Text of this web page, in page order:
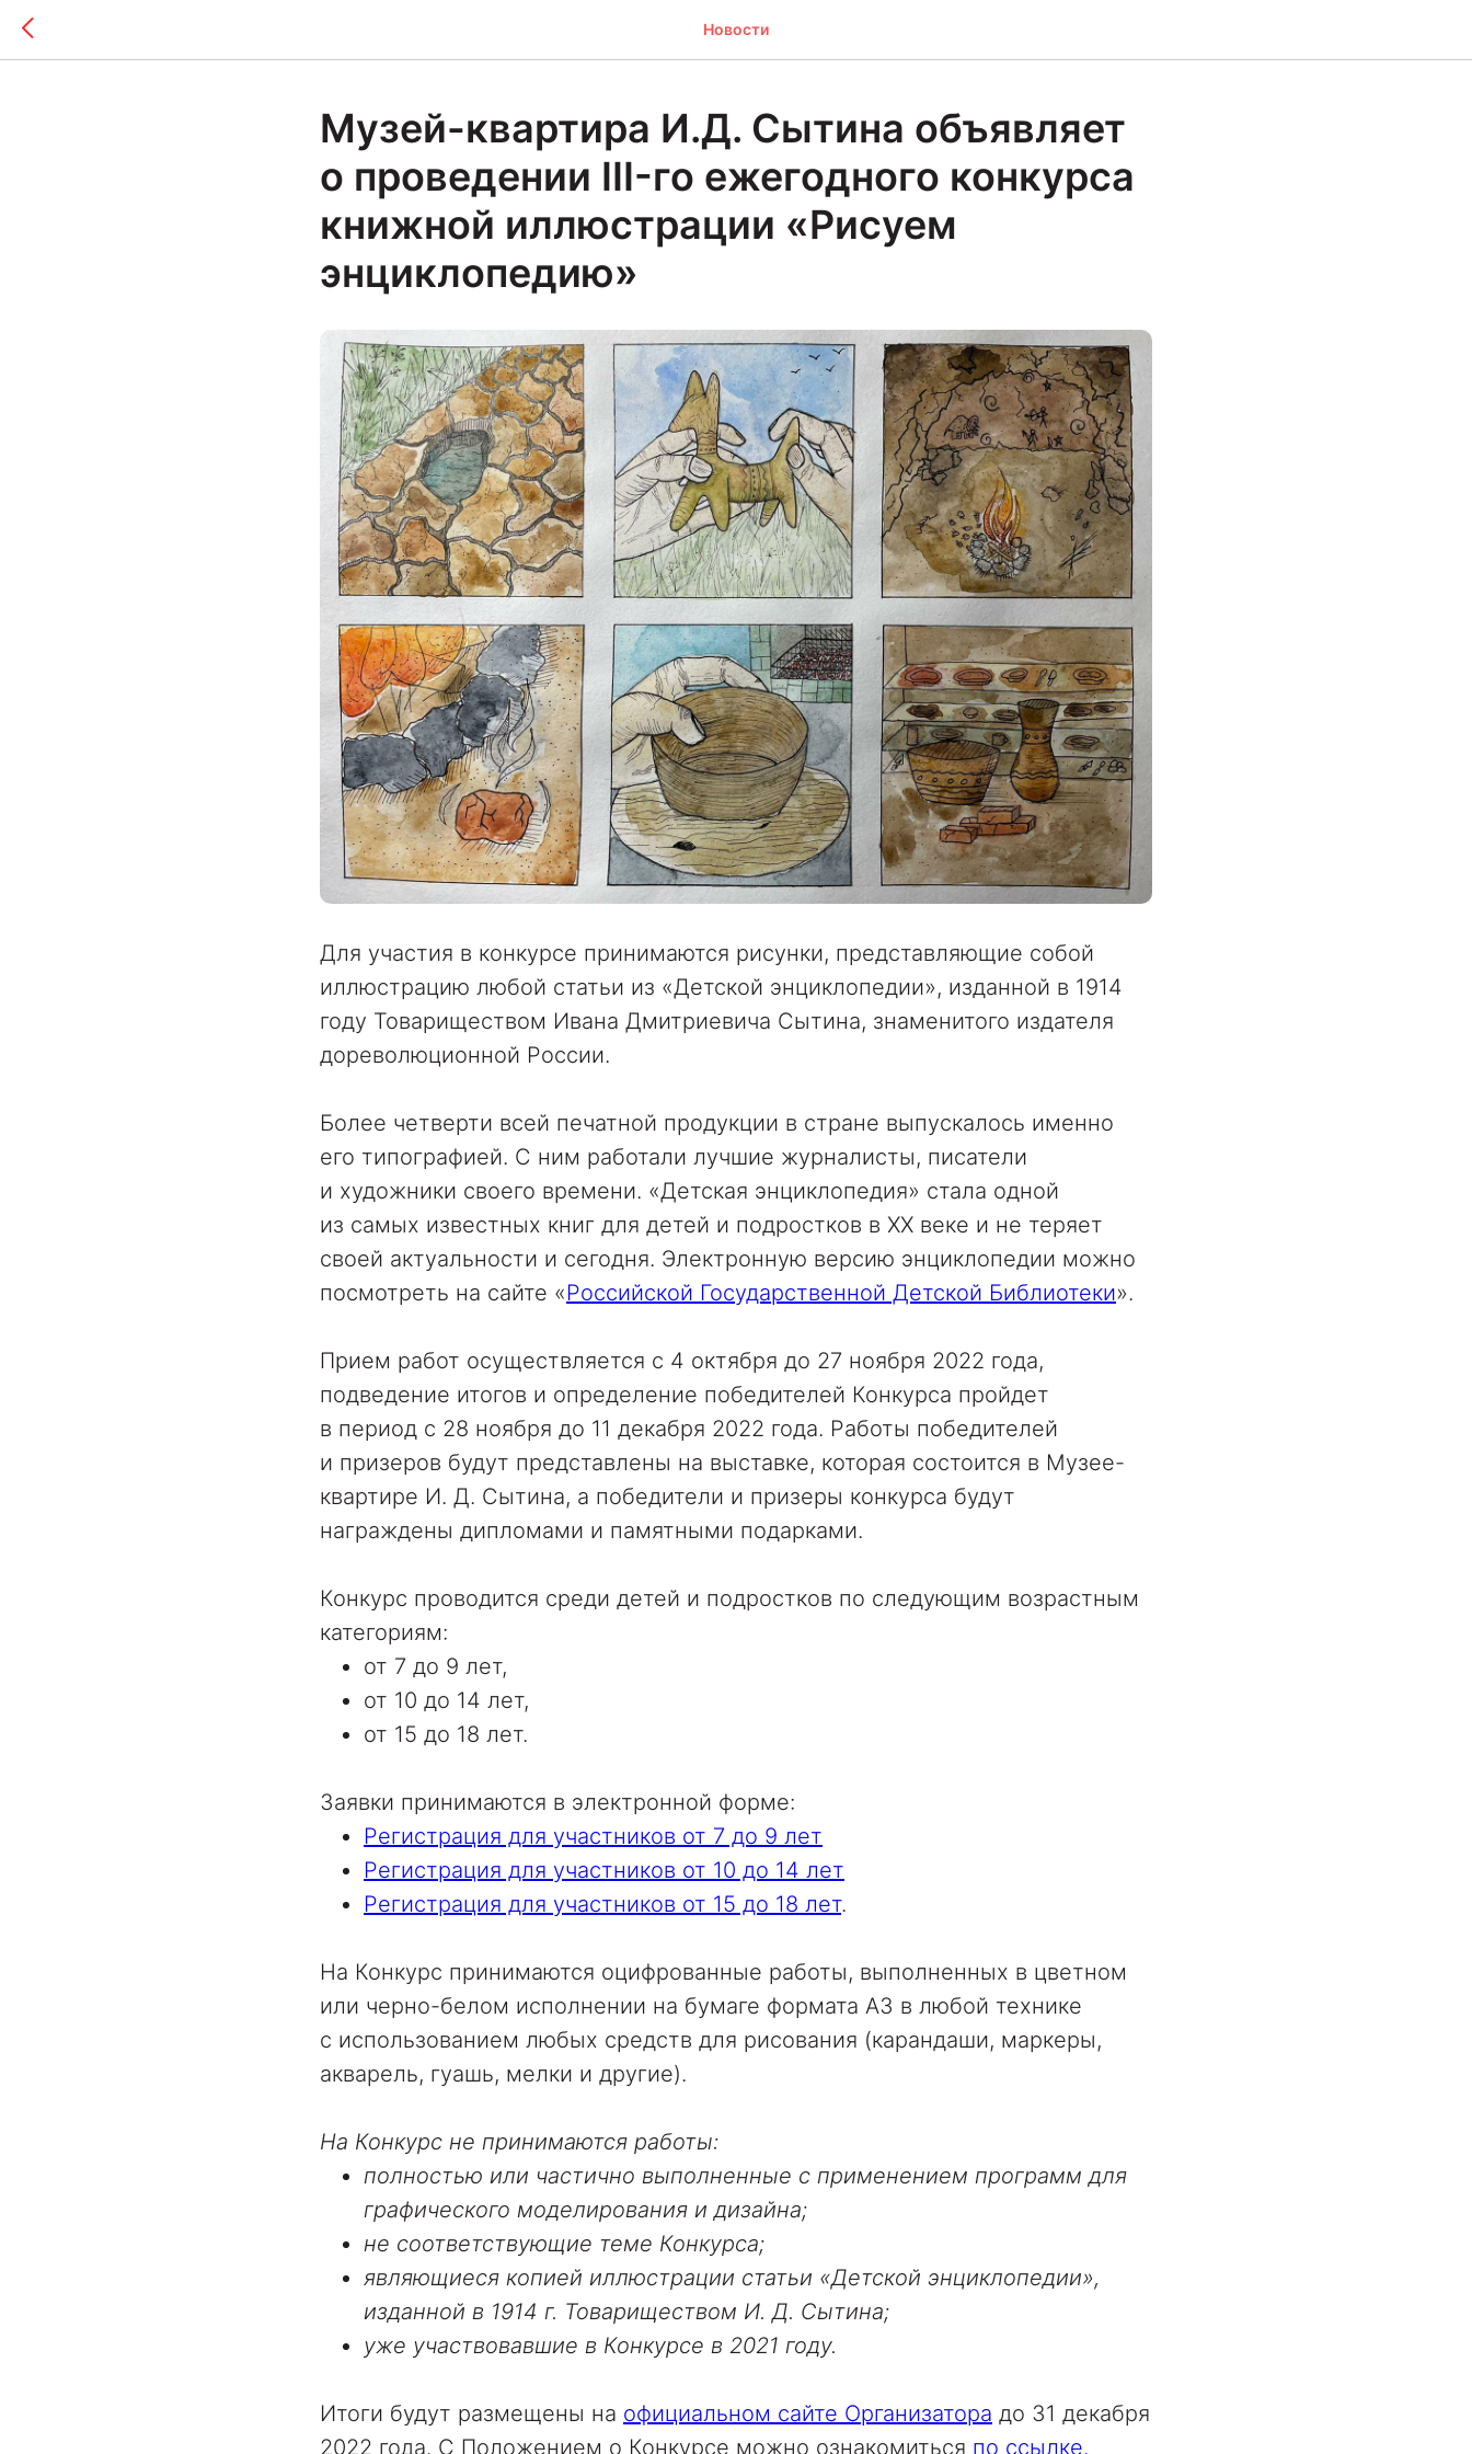
Новости
Музей-квартира И.Д. Сытина объявляет
о проведении III-го ежегодного конкурса
книжной иллюстрации «Рисуем
энциклопедию»
Для участия в конкурсе принимаются рисунки, представляющие собой
иллюстрацию любой статьи из «Детской энциклопедии», изданной в 1914
году Товариществом Ивана Дмитриевича Сытина, знаменитого издателя
дореволюционной России.
Более четверти всей печатной продукции в стране выпускалось именно
его типографией. С ним работали лучшие журналисты, писатели
и художники своего времени. «Детская энциклопедия» стала одной
из самых известных книг для детей и подростков в XX веке и не теряет
своей актуальности и сегодня. Электронную версию энциклопедии можно
посмотреть на сайте «Российской Государственной Детской Библиотеки».
Прием работ осуществляется с 4 октября до 27 ноября 2022 года,
подведение итогов и определение победителей Конкурса пройдет
в период с 28 ноября до 11 декабря 2022 года. Работы победителей
и призеров будут представлены на выставке, которая состоится в Музее-
квартире И. Д. Сытина, а победители и призеры конкурса будут
награждены дипломами и памятными подарками.
Конкурс проводится среди детей и подростков по следующим возрастным
категориям:
от 7 до 9 лет,
от 10 до 14 лет,
от 15 до 18 лет.
Заявки принимаются в электронной форме:
Регистрация для участников от 7 до 9 лет
Регистрация для участников от 10 до 14 лет
Регистрация для участников от 15 до 18 лет.
На Конкурс принимаются оцифрованные работы, выполненных в цветном
или черно-белом исполнении на бумаге формата А3 в любой технике
с использованием любых средств для рисования (карандаши, маркеры,
акварель, гуашь, мелки и другие).
На Конкурс не принимаются работы:
полностью или частично выполненные с применением программ для
графического моделирования и дизайна;
не соответствующие теме Конкурса;
являющиеся копией иллюстрации статьи «Детской энциклопедии»,
изданной в 1914 г. Товариществом И. Д. Сытина;
уже участвовавшие в Конкурсе в 2021 году.
Итоги будут размещены на официальном сайте Организатора до 31 декабря
2022 года. С Положением о Конкурсе можно ознакомиться по ссылке.